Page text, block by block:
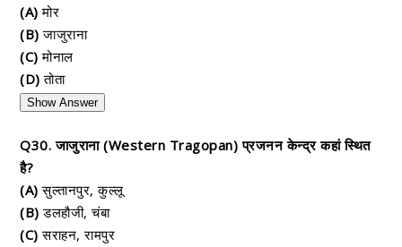
(A) मोर
(B) जाजुराना
(C) मोनाल
(D) तोता
Show Answer
Q30. जाजुराना (Western Tragopan) प्रजनन केन्द्र कहां स्थित
है?
(A) सुल्तानपुर, कुल्लू
(B) डलहौजी, चंबा
(C) सराहन, रामपुर